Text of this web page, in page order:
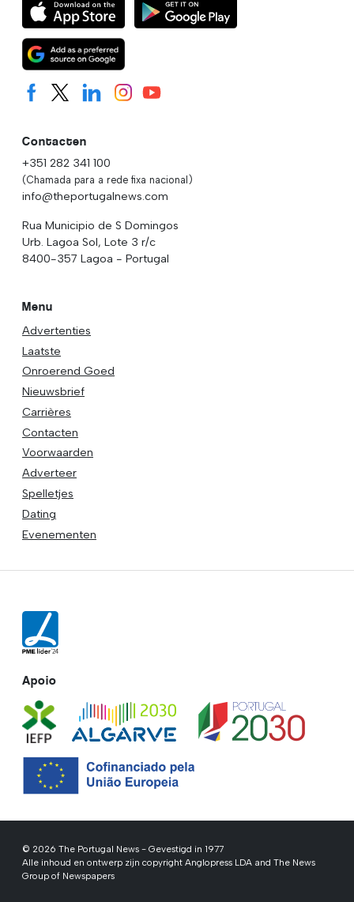
Contacten
+351 282 341 100
(Chamada para a rede fixa nacional)
info@theportugalnews.com
Rua Municipio de S Domingos
Urb. Lagoa Sol, Lote 3 r/c
8400-357 Lagoa - Portugal
Menu
Advertenties
Laatste
Onroerend Goed
Nieuwsbrief
Carrières
Contacten
Voorwaarden
Adverteer
Spelletjes
Dating
Evenementen
Apoio
© 2026 The Portugal News - Gevestigd in 1977
Alle inhoud en ontwerp zijn copyright Anglopress LDA and The News
Group of Newspapers